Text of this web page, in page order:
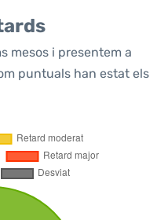
mesos i presentem a
puntuals han estat els